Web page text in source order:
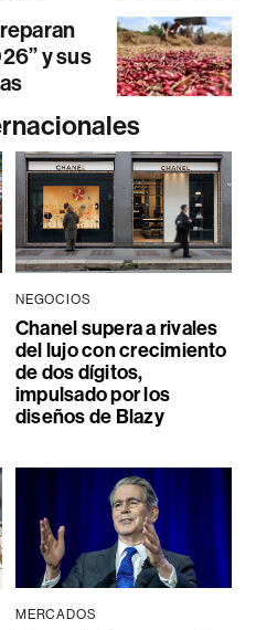
y sus
NEGOCIOS
Chanel supera a rivales
del lujo con crecimiento
de dos dígitos,
impulsado por los
diseños de Blazy
MERCADOS